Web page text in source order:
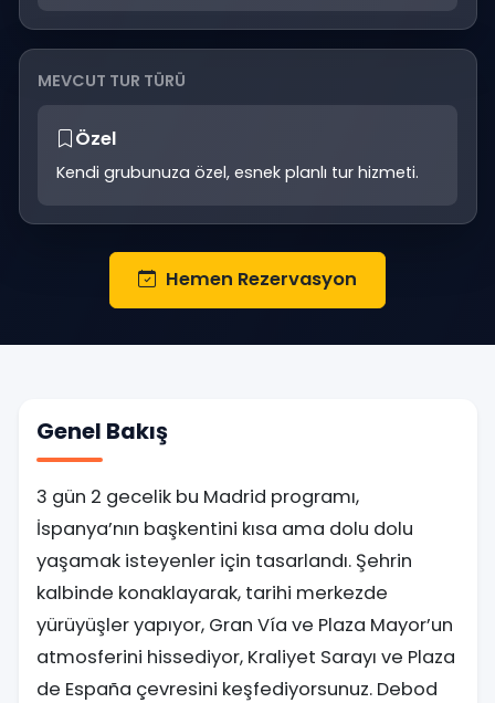
MEVCUT TUR TÜRÜ
Özel
Kendi grubunuza özel, esnek planlı tur hizmeti.
Hemen Rezervasyon
Genel Bakış
3 gün 2 gecelik bu Madrid programı,
İspanya’nın başkentini kısa ama dolu dolu
yaşamak isteyenler için tasarlandı. Şehrin
kalbinde konaklayarak, tarihi merkezde
yürüyüşler yapıyor, Gran Vía ve Plaza Mayor’un
atmosferini hissediyor, Kraliyet Sarayı ve Plaza
de España çevresini keşfediyorsunuz. Debod